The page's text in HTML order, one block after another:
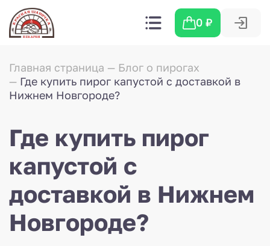
0 ₽
Главная страница
Блог о пирогах
Где купить пирог капустой с доставкой в
Нижнем Новгороде?
Где купить пирог
капустой с
доставкой в Нижнем
Новгороде?